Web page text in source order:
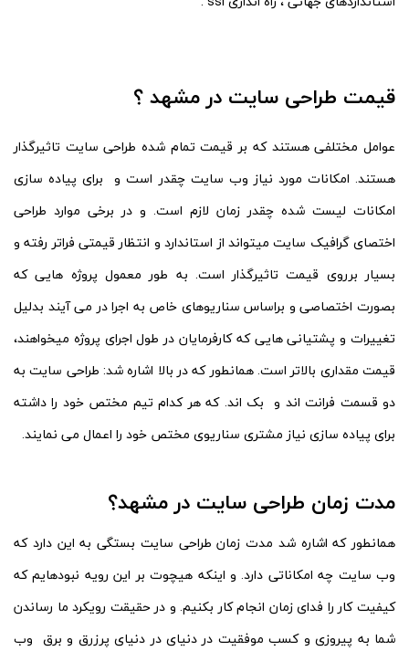
قیمت طراحی سایت در مشهد ؟
عوامل مختلفی هستند که بر قیمت تمام شده طراحی سایت تاثیرگذار
هستند. امکانات مورد نیاز وب سایت چقدر است و برای پیاده سازی
امکانات لیست شده چقدر زمان لازم است. و در برخی موارد طراحی
اختصای گرافیک سایت میتواند از استاندارد و انتظار قیمتی فراتر رفته و
بسیار برروی قیمت تاثیرگذار است. به طور معمول پروژه هایی که
بصورت اختصاصی و براساس سناریوهای خاص به اجرا در می آیند بدلیل
تغییرات و پشتیانی هایی که کارفرمایان در طول اجرای پروژه میخواهند،
قیمت مقداری بالاتر است. همانطور که در بالا اشاره شد: طراحی سایت به
دو قسمت فرانت اند و بک اند. که هر کدام تیم مختص خود را داشته
برای پیاده سازی نیاز مشتری سناریوی مختص خود را اعمال می نمایند.
مدت زمان طراحی سایت در مشهد؟
همانطور که اشاره شد مدت زمان طراحی سایت بستگی به این دارد که
وب سایت چه امکاناتی دارد. و اینکه هیچوت بر این رویه نبودهایم که
کیفیت کار را فدای زمان انجام کار بکنیم. و در حقیقت رویکرد ما رساندن
شما به پیروزی و کسب موفقیت در دنیای در دنیای پرزرق و برق وب